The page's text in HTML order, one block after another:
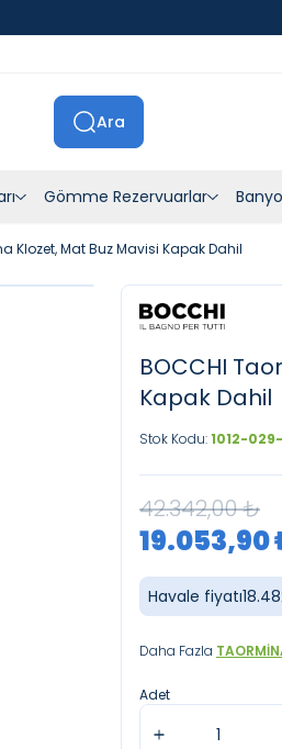
Ara
Gömme Rezervuarlar
Klozet, Mat Buz Mavisi Kapak Dahil
BOCCHI
Kapak Dahil
Stok Kodu:1012-
42.342,00₺
19.053,90
Havale fiyatı
Daha Fazla
Adet